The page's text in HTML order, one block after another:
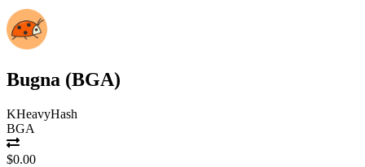
Bugna (BGA)
KHeavyHash
BGA
$0.00